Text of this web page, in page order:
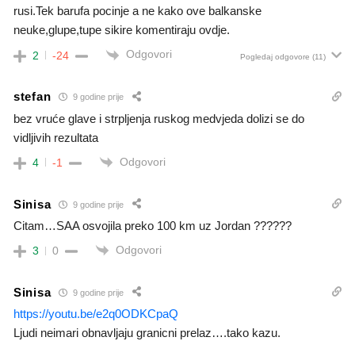
rusi.Tek barufa pocinje a ne kako ove balkanske
neuke,glupe,tupe sikire komentiraju ovdje.
2 -24 Odgovori Pogledaj odgovore (11)
stefan 9 godine prije
bez vruće glave i strpljenja ruskog medvjeda dolizi se do
vidljivih rezultata
4 -1 Odgovori
Sinisa 9 godine prije
Citam…SAA osvojila preko 100 km uz Jordan ??????
3 0 Odgovori
Sinisa 9 godine prije
https://youtu.be/e2q0ODKCpaQ
Ljudi neimari obnavljaju granicni prelaz….tako kazu.